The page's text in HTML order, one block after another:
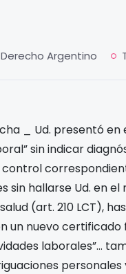
Derecho Argentino
_ Ud. presentó
sin indicar
sin hallarse Ud. en
(art. 210 LCT),
un nuevo certificado
laborales”…
personales